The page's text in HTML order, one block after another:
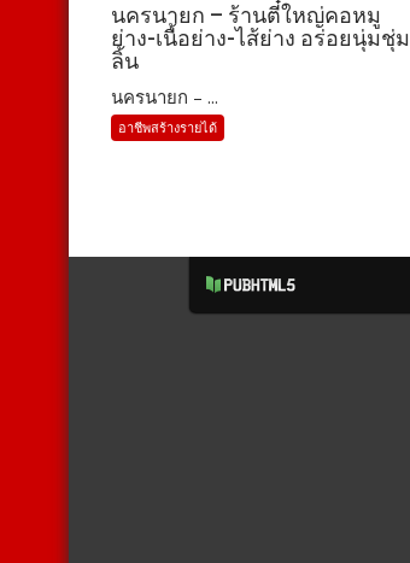
นครนายก – ร้านตี๋ใหญ่คอหมู
ย่าง-เนื้อย่าง-ไส้ย่าง อร่อยนุ่มชุ่ม
ลิ้น
นครนายก – ...
อาชีพสร้างรายได้